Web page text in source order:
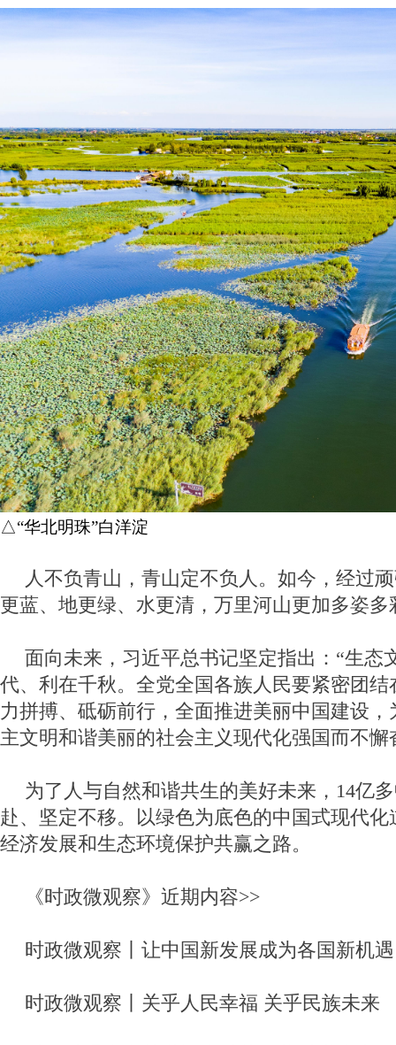
△“华北明珠”白洋淀
人不负青山，青山定不负人。如今，经过
更蓝、地更绿、水更清，万里河山更加多姿多
面向未来，习近平总书记坚定指出：“生态
代、利在千秋。全党全国各族人民要紧密团
力拼搏、砥砺前行，全面推进美丽中国建设
主文明和谐美丽的社会主义现代化强国而不懈
为了人与自然和谐共生的美好未来，14亿
赴、坚定不移。以绿色为底色的中国式现代
经济发展和生态环境保护共赢之路。
《时政微观察》近期内容>>
时政微观察丨让中国新发展成为各国新机遇
时政微观察丨关乎人民幸福 关乎民族未来